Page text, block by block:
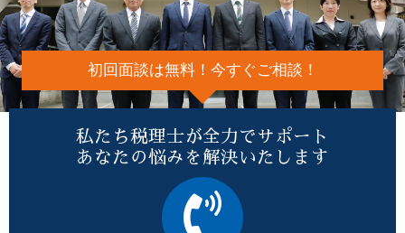
初回面談は無料！今すぐご相談！
私たち税理士が全力でサポート
あなたの悩みを解決いたします